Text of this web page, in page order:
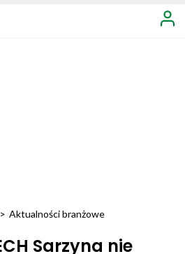
> Aktualności branżowe
Sarzyna nie